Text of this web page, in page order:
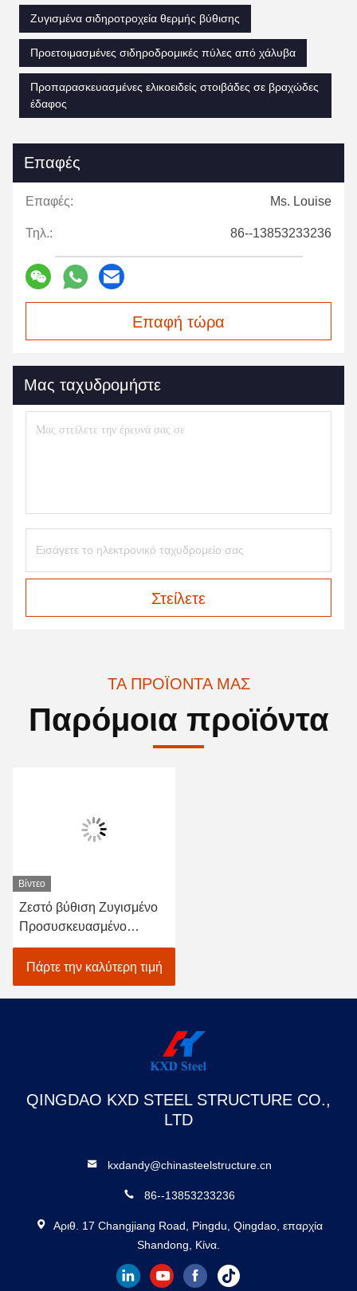
Ζυγισμένα σιδηροτροχεία θερμής βύθισης
Προετοιμασμένες σιδηροδρομικές πύλες από χάλυβα
Προπαρασκευασμένες ελικοειδείς στοιβάδες σε βραχώδες
έδαφος
Επαφές
Επαφές: Ms. Louise
Τηλ.: 86--13853233236
Επαφή τώρα
Μας ταχυδρομήστε
Στείλετε
ΤΑ ΠΡΟΪΌΝΤΑ ΜΑΣ
Παρόμοια προϊόντα
Βίντεο
Ζεστό βύθιση Ζυγισμένο
Προσυσκευασμένο
Χάλυβα Γη Πύργο Ίδρυμα
Σύστημα βίδα ελικοειδής
άγκυρα βρόχο
Πάρτε την καλύτερη τιμή
QINGDAO KXD STEEL STRUCTURE CO.,
LTD
kxdandy@chinasteelstructure.cn
86--13853233236
Αριθ. 17 Changjiang Road, Pingdu, Qingdao, επαρχία
Shandong, Κίνα.